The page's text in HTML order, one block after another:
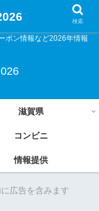
ポン情報など2026年情報
滋賀県
コンビニ
情報提供
広告を含みます
検索